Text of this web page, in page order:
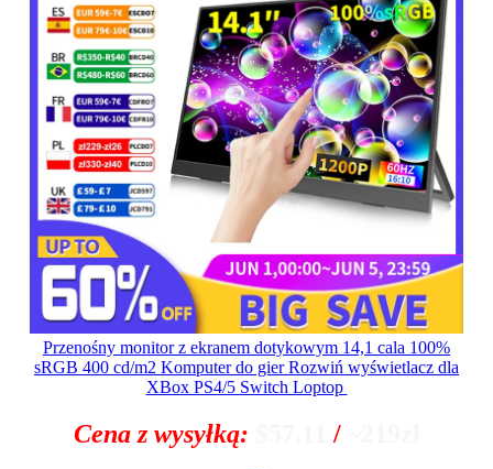
Przenośny monitor z ekranem dotykowym 14,1 cala 100%
sRGB 400 cd/m2 Komputer do gier Rozwiń wyświetlacz dla
XBox PS4/5 Switch Loptop
Cena z wysyłką: /